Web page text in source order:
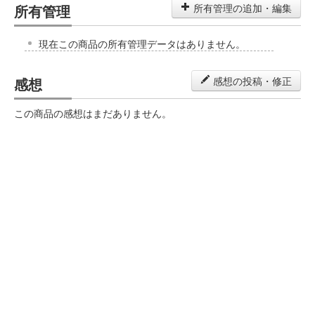
所有管理 所有管理の追加・編集
現在この商品の所有管理データはありません。
感想 感想の投稿・修正
この商品の感想はまだありません。